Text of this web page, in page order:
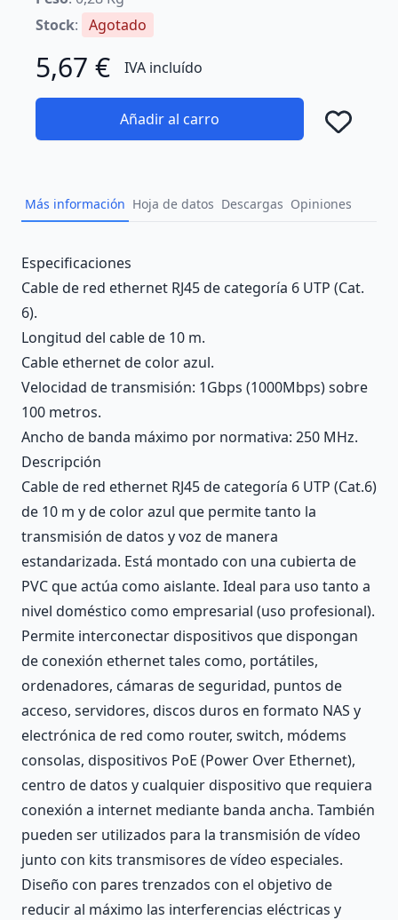
Stock: Agotado
5,67 € IVA incluído
Añadir al carro
Más información Hoja de datos Descargas Opiniones
Description
Especificaciones
Cable de red ethernet RJ45 de categoría 6 UTP (Cat.
6).
Longitud del cable de 10 m.
Cable ethernet de color azul.
Velocidad de transmisión: 1Gbps (1000Mbps) sobre
100 metros.
Ancho de banda máximo por normativa: 250 MHz.
Descripción
Cable de red ethernet RJ45 de categoría 6 UTP (Cat.6)
de 10 m y de color azul que permite tanto la
transmisión de datos y voz de manera
estandarizada. Está montado con una cubierta de
PVC que actúa como aislante. Ideal para uso tanto a
nivel doméstico como empresarial (uso profesional).
Permite interconectar dispositivos que dispongan
de conexión ethernet tales como, portátiles,
ordenadores, cámaras de seguridad, puntos de
acceso, servidores, discos duros en formato NAS y
electrónica de red como router, switch, módems
consolas, dispositivos PoE (Power Over Ethernet),
centro de datos y cualquier dispositivo que requiera
conexión a internet mediante banda ancha. También
pueden ser utilizados para la transmisión de vídeo
junto con kits transmisores de vídeo especiales.
Diseño con pares trenzados con el objetivo de
reducir al máximo las interferencias eléctricas y